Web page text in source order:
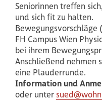
Seniorinnen treffen
und sich fit zu halten.
FH Campus Wien
bei ihrem
Anschließend nehmen
eine Plauderrunde.
Information und
oder unter